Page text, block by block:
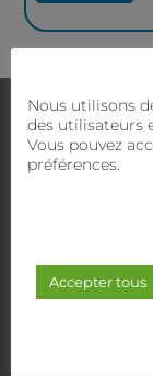
Nous
Avez-vous
et technique
Nous utilisons
des utilisateurs
Vous pouvez
préférences.
Accepter tous